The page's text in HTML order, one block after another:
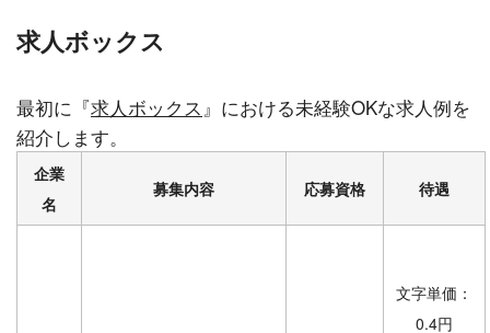
求人ボックス
最初に『求人ボックス 』における未経験OKな求人例を
紹介します。
企業
名
募集内容 応募資格 待遇
文字単価：
0.4円